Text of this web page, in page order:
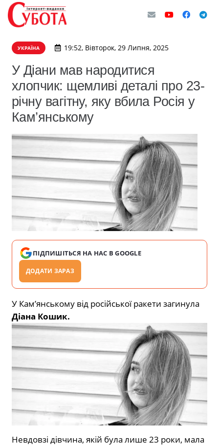
УКРАЇНА 19:52, Вівторок, 29 Липня, 2025
У Діани мав народитися
хлопчик: щемливі деталі про 23-
річну вагітну, яку вбила Росія у
Кам’янському
ПІДПИШІТЬСЯ НА НАС В GOOGLE
ДОДАТИ ЗАРАЗ
У Кам’янському від російської ракети загинула
Діана Кошик.
Невдовзі дівчина, якій була лише 23 роки, мала